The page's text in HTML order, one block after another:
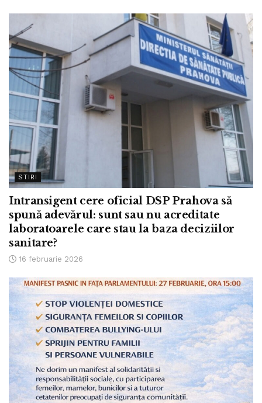
STIRI
Intransigent cere oficial DSP Prahova să
spună adevărul: sunt sau nu acreditate
laboratoarele care stau la baza deciziilor
sanitare?
16 februarie 2026